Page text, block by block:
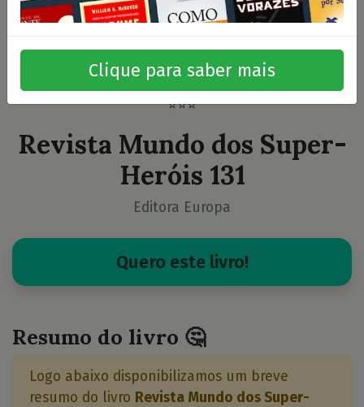
⭐⭐⭐
Revista Mundo dos Super-
Heróis 131
Editora Europa
Quero este livro!
Resumo do livro 🤔
Logo abaixo disponibilizamos um breve
resumo do livro Revista Mundo dos Super-
Clique para saber mais